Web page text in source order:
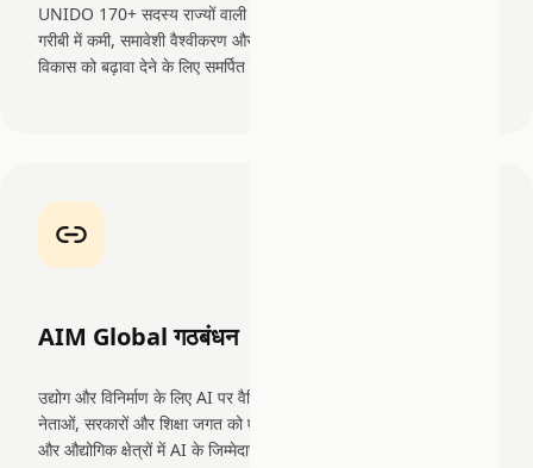
UNIDO 170+ सदस्य राज्यों वाली संयुक्त राष्ट्र की एक विशेषित एजेंसी है, जो
गरीबी में कमी, समावेशी वैश्वीकरण और पर्यावरणीय स्थिरता के लिए औद्योगिक
विकास को बढ़ावा देने के लिए समर्पित है।
AIM Global गठबंधन
उद्योग और विनिर्माण के लिए AI पर वैश्विक गठबंधन (AIM Global) उद्योग
नेताओं, सरकारों और शिक्षा जगत को एकजुट करता है ताकि विश्व भर में विनिर्माण
और औद्योगिक क्षेत्रों में AI के जिम्मेदार अपनाने को बढ़ावा दिया जा सके।